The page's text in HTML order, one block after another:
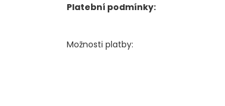
Platební podmínky:
Možnosti platby: